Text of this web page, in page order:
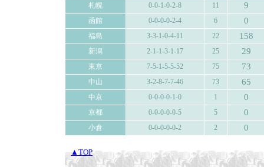
札幌 0-0-1-0-2-8 11 9
函館 0-0-0-0-2-4 6 0
福島 3-3-1-0-4-11 22 158
新潟 2-1-1-3-1-17 25 29
東京 7-5-1-5-5-52 75 73
中山 3-2-8-7-7-46 73 65
中京 0-0-0-0-1-0 1 0
京都 0-0-0-0-0-5 5 0
小倉 0-0-0-0-0-2 2 0
▲TOP